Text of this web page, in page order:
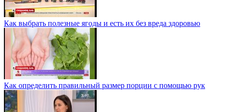
Как выбрать полезные ягоды и есть их без вреда здоровью
Как определить правильный размер порции с помощью рук